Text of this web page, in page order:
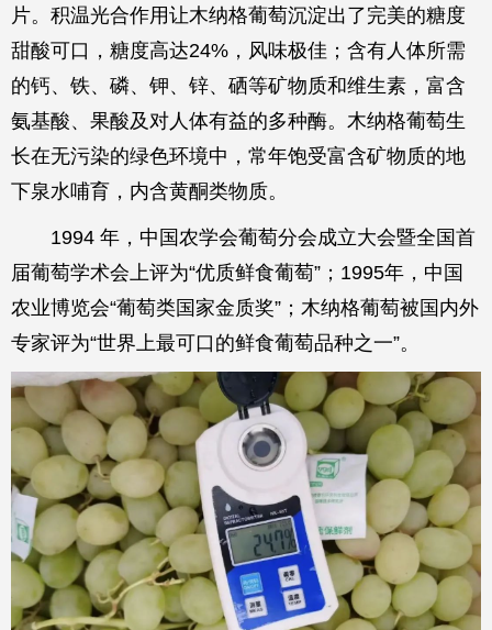
片。积温光合作用让木纳格葡萄沉淀出了完美的糖度
甜酸可口，糖度高达24%，风味极佳；含有人体所需
的钙、铁、磷、钾、锌、硒等矿物质和维生素，富含
氨基酸、果酸及对人体有益的多种酶。木纳格葡萄生
长在无污染的绿色环境中，常年饱受富含矿物质的地
下泉水哺育，内含黄酮类物质。
1994 年，中国农学会葡萄分会成立大会暨全国首
届葡萄学术会上评为“优质鲜食葡萄”；1995年，中国
农业博览会“葡萄类国家金质奖”；木纳格葡萄被国内外
专家评为“世界上最可口的鲜食葡萄品种之一”。